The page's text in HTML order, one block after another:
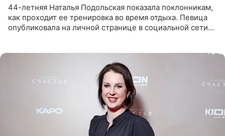
44-летняя Наталья Подольская показала поклонникам,
как проходит ее тренировка во время отдыха. Певица
опубликовала на личной странице в социальной сети